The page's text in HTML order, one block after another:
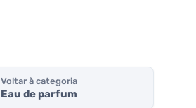
Voltar à categoria
Eau de parfum